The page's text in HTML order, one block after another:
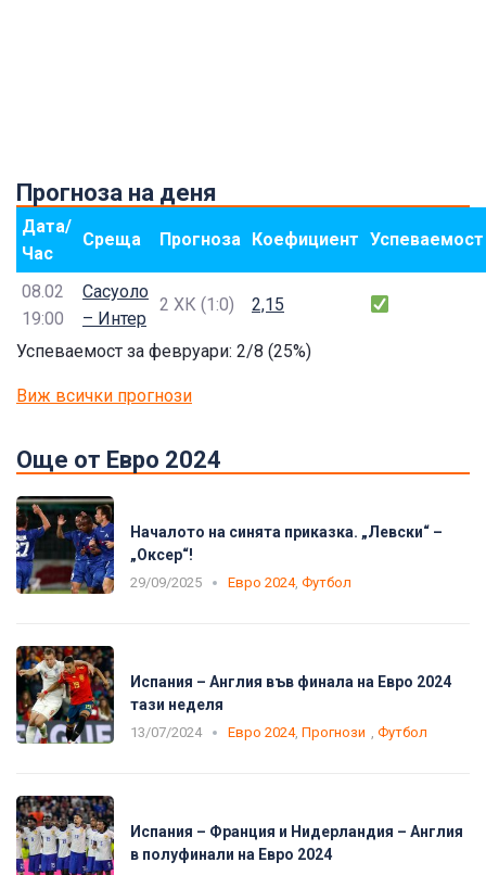
Прогноза на деня
Дата/
Час
Среща Прогноза Коефициент Успеваемост
08.02
19:00
Сасуоло
– Интер
2 ХК (1:0) 2,15
Успеваемост за февруари: 2/8 (25%)
Виж всички прогнози
Още от Евро 2024
Началото на синята приказка. „Левски“ –
„Оксер“!
29/09/2025 Евро 2024, Футбол
Испания – Англия във финала на Евро 2024
тази неделя
13/07/2024 Евро 2024, Прогнози Футбол
Испания – Франция и Нидерландия – Англия
в полуфинали на Евро 2024